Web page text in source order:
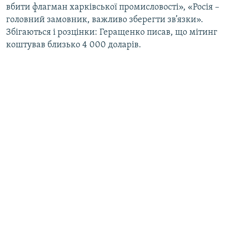
вбити флагман харківської промисловості», «Росія –
головний замовник, важливо зберегти зв’язки».
Збігаються і розцінки: Геращенко писав, що мітинг
коштував близько 4 000 доларів.